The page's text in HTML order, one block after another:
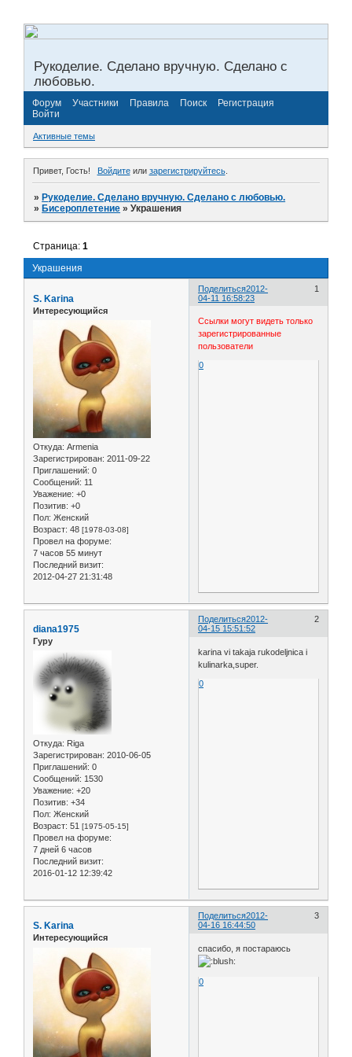
Рукоделие. Сделано вручную. Сделано с
любовью.
Форум Участники Правила Поиск
Регистрация
Войти
Активные темы
Привет, Гость! Войдитеили зарегистрируйтесь.
»Рукоделие. Сделано вручную. Сделано с любовью.
»Бисероплетение »Украшения
Украшения
Страница:1
Поделиться 1
2012-
04-11 16:58:23
S. Karina
Интересующийся
Откуда: Armenia
Зарегистрирован: 2011-09-22
Приглашений: 0
Сообщений: 11
Уважение: +0
Позитив: +0
Пол: Женский
Возраст: 48 [1978-03-08]
Провел на форуме:
7 часов 55 минут
Последний визит:
2012-04-27 21:31:48
Ссылки могут видеть только
зарегистрированные
пользователи
0
Поделиться 2
2012-
04-15 15:51:52
diana1975
Гуру
Откуда: Riga
Зарегистрирован: 2010-06-05
Приглашений: 0
Сообщений: 1530
Уважение: +20
Позитив: +34
Пол: Женский
Возраст: 51 [1975-05-15]
Провел на форуме:
7 дней 6 часов
Последний визит:
2016-01-12 12:39:42
karina vi takaja rukodeljnica i
kulinarka,super.
0
Поделиться 3
2012-
04-16 16:44:50
S. Karina
Интересующийся
спасибо, я постараюсь
0